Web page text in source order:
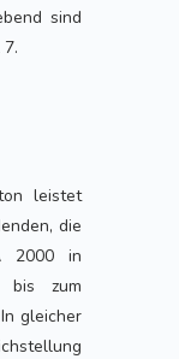
sind
leistet
die
2000 in
bis zum
gleicher